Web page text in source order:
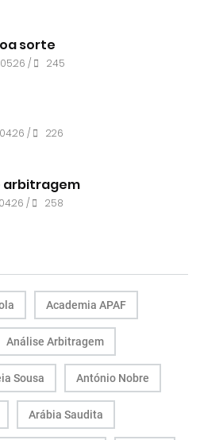
sorte
/ 245
/ 226
arbitragem
/ 258
Academia APAF
Análise Arbitragem
Sousa António Nobre
Arábia Saudita